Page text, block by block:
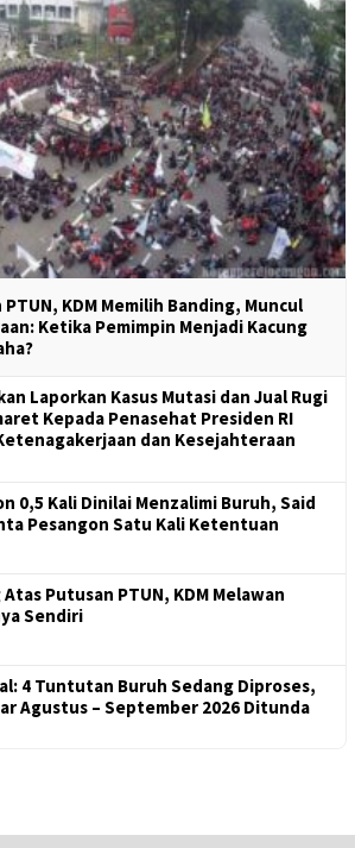
KDM Memilih Banding, Muncul
Ketika Pemimpin Menjadi Kacung
Laporkan Kasus Mutasi dan Jual Rugi
Kepada Penasehat Presiden RI
dan Kesejahteraan
0,5 Kali Dinilai Menzalimi Buruh, Said
Pesangon Satu Kali Ketentuan
Putusan PTUN, KDM Melawan
Sendiri
4 Tuntutan Buruh Sedang Diproses,
Agustus – September 2026 Ditunda